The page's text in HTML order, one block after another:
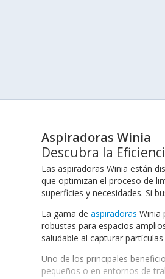
Aspiradoras Winia
Descubra la
Las aspiradoras Winia están
que optimizan el proceso de
superficies y necesidades. Si
La gama de aspiradoras Winia
robustas para espacios
saludable al capturar
Uno de los principales
pequeños o en entornos de